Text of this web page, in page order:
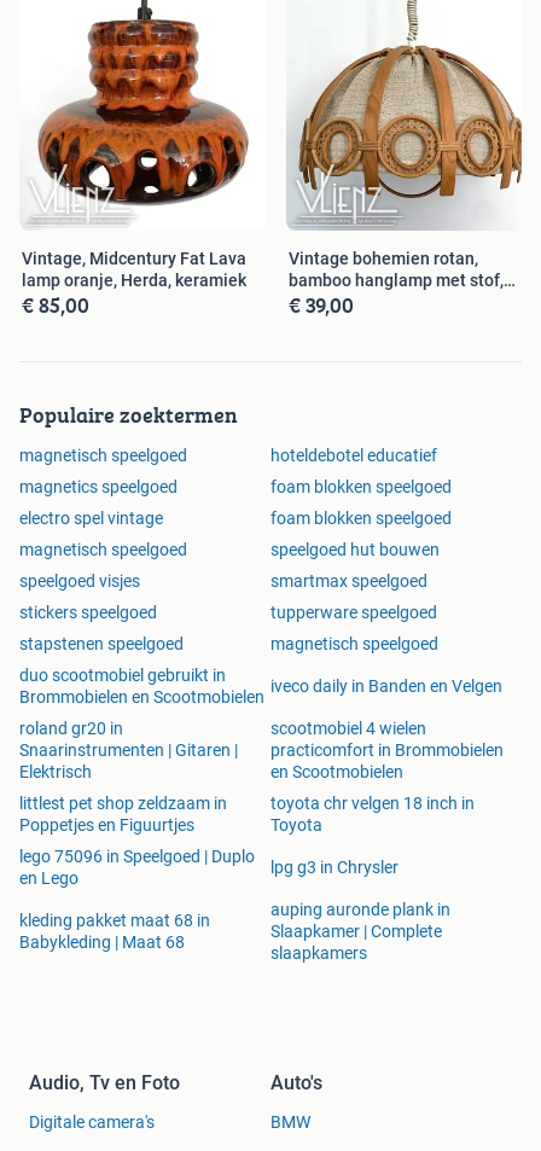
Vintage, Midcentury Fat Lava
lamp oranje, Herda, keramiek
€ 85,00
Vintage bohemien rotan,
bamboo hanglamp met stof,
retro
€ 39,00
Populaire zoektermen
magnetisch speelgoed
hoteldebotel educatief
magnetics speelgoed
foam blokken speelgoed
electro spel vintage
foam blokken speelgoed
magnetisch speelgoed
speelgoed hut bouwen
speelgoed visjes
smartmax speelgoed
stickers speelgoed
tupperware speelgoed
stapstenen speelgoed
magnetisch speelgoed
duo scootmobiel gebruikt in
Brommobielen en Scootmobielen
iveco daily in Banden en Velgen
roland gr20 in
Snaarinstrumenten | Gitaren |
Elektrisch
scootmobiel 4 wielen
practicomfort in Brommobielen
en Scootmobielen
littlest pet shop zeldzaam in
Poppetjes en Figuurtjes
toyota chr velgen 18 inch in
Toyota
lego 75096 in Speelgoed | Duplo
en Lego
lpg g3 in Chrysler
kleding pakket maat 68 in
Babykleding | Maat 68
auping auronde plank in
Slaapkamer | Complete
slaapkamers
Audio, Tv en Foto
Digitale camera's
Auto's
BMW